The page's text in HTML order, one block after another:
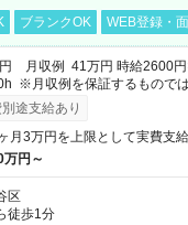
ブランクOK WEB登録・
月収例 41万円 時給2600
※月収例を保証するもので
ビス利用可（利用条件有）
途支給あり
月3万円を上限として実費支給
万円～
区
徒歩1分